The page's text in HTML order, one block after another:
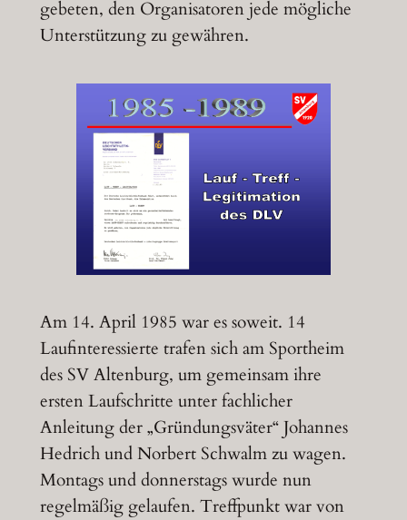
gebeten, den Organisatoren jede mögliche
Unterstützung zu gewähren.
Am 14. April 1985 war es soweit. 14
Laufinteressierte trafen sich am Sportheim
des SV Altenburg, um gemeinsam ihre
ersten Laufschritte unter fachlicher
Anleitung der „Gründungsväter“ Johannes
Hedrich und Norbert Schwalm zu wagen.
Montags und donnerstags wurde nun
regelmäßig gelaufen. Treffpunkt war von